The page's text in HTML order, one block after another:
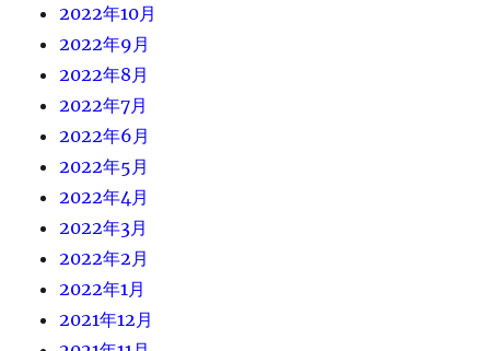
2022年10月
2022年9月
2022年8月
2022年7月
2022年6月
2022年5月
2022年4月
2022年3月
2022年2月
2022年1月
2021年12月